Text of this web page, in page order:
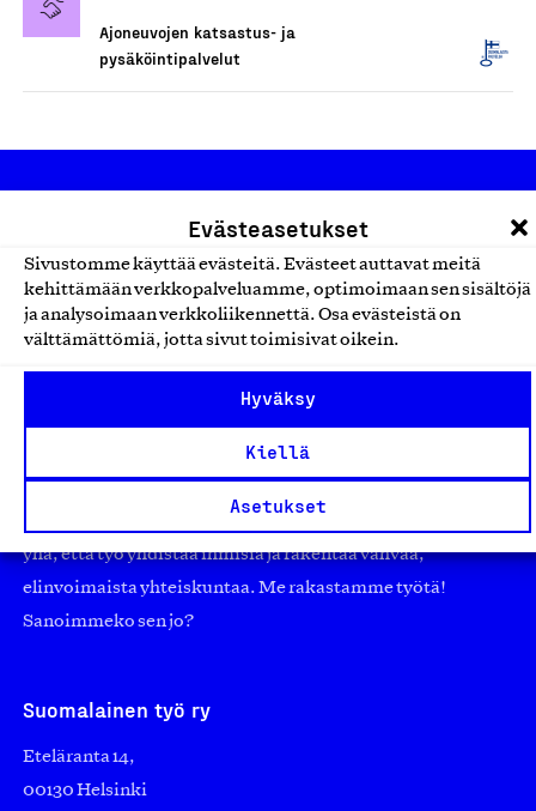
Evästeasetukset
Sivustomme käyttää evästeitä. Evästeet auttavat meitä
kehittämään verkkopalveluamme, optimoimaan sen sisältöjä
ja analysoimaan verkkoliikennettä. Osa evästeistä on
välttämättömiä, jotta sivut toimisivat oikein.
Hyväksy
Kiellä
Asetukset
Ajoneuvojen katsastus- ja
pysäköintipalvelut
Olemme jäsentemme omistama puolueeton,
työmarkkinajärjestöistä riippumaton yhdistys.
suuryrityksiin. Meidät on perustettu yli 100 vuotta sitten
yhä, että työ yhdistää ihmisiä ja rakentaa vahvaa,
elinvoimaista yhteiskuntaa. Me rakastamme työtä!
Sanoimmeko sen jo?
Suomalainen työ ry
Eteläranta 14,
00130 Helsinki